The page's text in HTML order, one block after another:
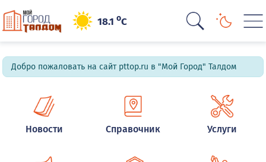
18.1oC
Добро пожаловать на сайт pttop.ru в "Мой Город" Талдом
Новости Справочник Услуги